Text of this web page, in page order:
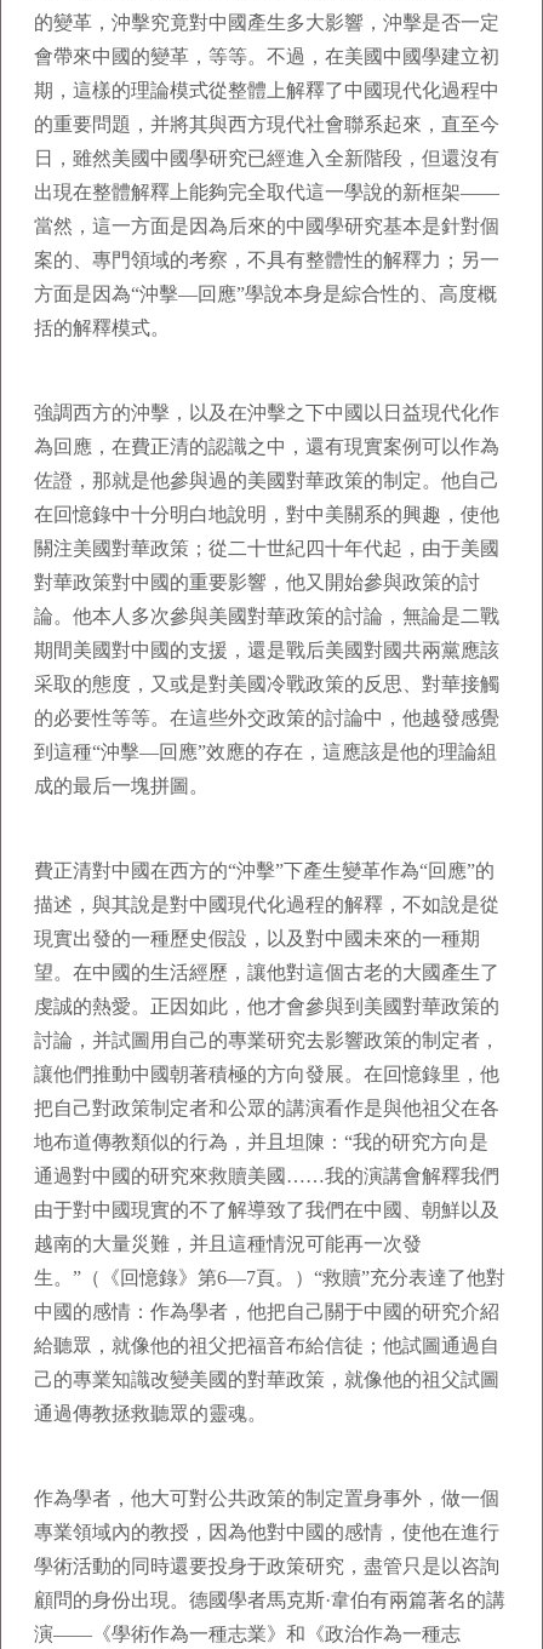
的變革，沖擊究竟對中國產生多大影響，沖擊是否一定
會帶來中國的變革，等等。不過，在美國中國學建立初
期，這樣的理論模式從整體上解釋了中國現代化過程中
的重要問題，并將其與西方現代社會聯系起來，直至今
日，雖然美國中國學研究已經進入全新階段，但還沒有
出現在整體解釋上能夠完全取代這一學說的新框架——
當然，這一方面是因為后來的中國學研究基本是針對個
案的、專門領域的考察，不具有整體性的解釋力；另一
方面是因為“沖擊—回應”學說本身是綜合性的、高度概
括的解釋模式。
強調西方的沖擊，以及在沖擊之下中國以日益現代化作
為回應，在費正清的認識之中，還有現實案例可以作為
佐證，那就是他參與過的美國對華政策的制定。他自己
在回憶錄中十分明白地說明，對中美關系的興趣，使他
關注美國對華政策；從二十世紀四十年代起，由于美國
對華政策對中國的重要影響，他又開始參與政策的討
論。他本人多次參與美國對華政策的討論，無論是二戰
期間美國對中國的支援，還是戰后美國對國共兩黨應該
采取的態度，又或是對美國冷戰政策的反思、對華接觸
的必要性等等。在這些外交政策的討論中，他越發感覺
到這種“沖擊—回應”效應的存在，這應該是他的理論組
成的最后一塊拼圖。
費正清對中國在西方的“沖擊”下產生變革作為“回應”的
描述，與其說是對中國現代化過程的解釋，不如說是從
現實出發的一種歷史假設，以及對中國未來的一種期
望。在中國的生活經歷，讓他對這個古老的大國產生了
虔誠的熱愛。正因如此，他才會參與到美國對華政策的
討論，并試圖用自己的專業研究去影響政策的制定者，
讓他們推動中國朝著積極的方向發展。在回憶錄里，他
把自己對政策制定者和公眾的講演看作是與他祖父在各
地布道傳教類似的行為，并且坦陳：“我的研究方向是
通過對中國的研究來救贖美國……我的演講會解釋我們
由于對中國現實的不了解導致了我們在中國、朝鮮以及
越南的大量災難，并且這種情況可能再一次發
生。”（《回憶錄》第6—7頁。）“救贖”充分表達了他對
中國的感情：作為學者，他把自己關于中國的研究介紹
給聽眾，就像他的祖父把福音布給信徒；他試圖通過自
己的專業知識改變美國的對華政策，就像他的祖父試圖
通過傳教拯救聽眾的靈魂。
作為學者，他大可對公共政策的制定置身事外，做一個
專業領域內的教授，因為他對中國的感情，使他在進行
學術活動的同時還要投身于政策研究，盡管只是以咨詢
顧問的身份出現。德國學者馬克斯·韋伯有兩篇著名的講
演——《學術作為一種志業》和《政治作為一種志